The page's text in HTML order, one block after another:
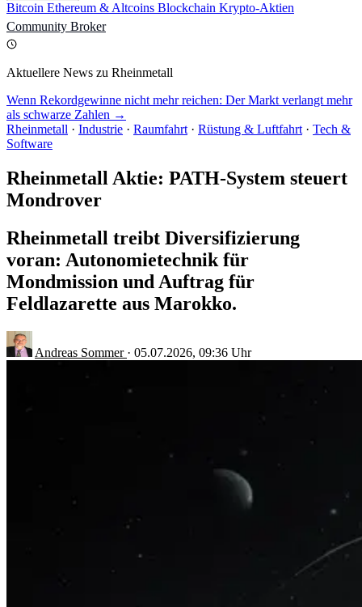
Bitcoin Ethereum & Altcoins Blockchain Krypto-Aktien
Community Broker
Aktuellere News zu Rheinmetall
Wenn Rekordgewinne nicht mehr reichen: Der Markt verlangt mehr
als schwarze Zahlen →
Rheinmetall · Industrie · Raumfahrt · Rüstung & Luftfahrt · Tech &
Software
Rheinmetall Aktie: PATH-System steuert
Mondrover
Rheinmetall treibt Diversifizierung
voran: Autonomietechnik für
Mondmission und Auftrag für
Feldlazarette aus Marokko.
Andreas Sommer · 05.07.2026, 09:36 Uhr